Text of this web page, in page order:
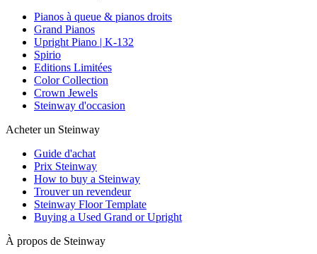
Pianos à queue & pianos droits
Grand Pianos
Upright Piano | K-132
Spirio
Editions Limitées
Color Collection
Crown Jewels
Steinway d'occasion
Acheter un Steinway
Guide d'achat
Prix Steinway
How to buy a Steinway
Trouver un revendeur
Steinway Floor Template
Buying a Used Grand or Upright
À propos de Steinway